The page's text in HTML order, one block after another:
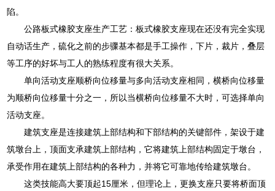
陷。
公路板式橡胶支座生产工艺：板式橡胶支座现在还没有完全实现
自动话生产，硫化之前的步骤基本都是手工操作，下片，裁片，叠层
等工序的好坏与工人的熟练程度有很大关系。
单向活动支座顺桥向位移量与多向活动支座相同，横桥向位移量
为顺桥向位移量十分之一，所以当横桥向位移量不大时，可选择单向
活动支座。
建筑支座是连接建筑上部结构和下部结构的关键部件，架设于建
筑墩台上，顶面支承建筑上部结构，它将建筑上部结构固定于墩台，
承受作用在建筑上部结构的各种力，并将它可靠地传给建筑墩台。
这类技能高大要顶起15厘米，但理论上，更换支座只要将桥面顶